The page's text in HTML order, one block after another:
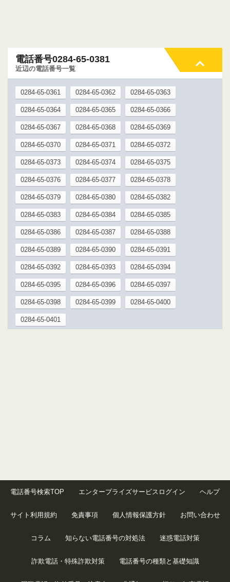
電話番号0284-65-0381
近辺の電話番号一覧
0284-65-0361 0284-65-0362 0284-65-0363
0284-65-0364 0284-65-0365 0284-65-0366
0284-65-0367 0284-65-0368 0284-65-0369
0284-65-0370 0284-65-0371 0284-65-0372
0284-65-0373 0284-65-0374 0284-65-0375
0284-65-0376 0284-65-0377 0284-65-0378
0284-65-0379 0284-65-0380 0284-65-0382
0284-65-0383 0284-65-0384 0284-65-0385
0284-65-0386 0284-65-0387 0284-65-0388
0284-65-0389 0284-65-0390 0284-65-0391
0284-65-0392 0284-65-0393 0284-65-0394
0284-65-0395 0284-65-0396 0284-65-0397
0284-65-0398 0284-65-0399 0284-65-0400
0284-65-0401
電話番号検索TOP エンタープライズサービスログイン ヘルプ
サイト利用規約 免責事項 個人情報保護方針 お問い合わせ
コラム 知らない電話番号の対処法 迷惑電話対策
詐欺電話・特殊詐欺対策 電話番号の種類と基礎知識